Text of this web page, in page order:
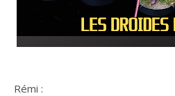
Rémi :